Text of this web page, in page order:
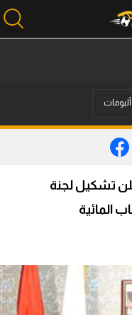
ألبومات
تشكيل لجنة
المائية